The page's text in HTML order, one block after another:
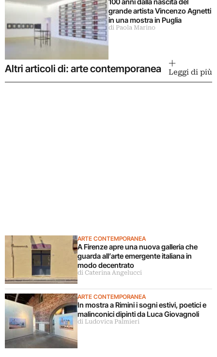
100 anni dalla nascita del
grande artista Vincenzo Agnetti
in una mostra in Puglia
di Paola Marino
Altri articoli di: arte contemporanea Leggi di più
ARTE CONTEMPORANEA
A Firenze apre una nuova galleria che
guarda all’arte emergente italiana in
modo decentrato
di Caterina Angelucci
ARTE CONTEMPORANEA
In mostra a Rimini i sogni estivi, poetici e
malinconici dipinti da Luca Giovagnoli
di Ludovica Palmieri